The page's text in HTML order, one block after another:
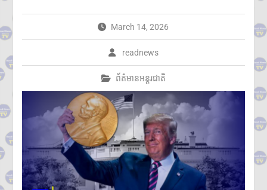
បញ្ជូនទៅតុលាការ និងពាក់ព័ន្ធមុខ
២៤ កក្កដា ២០២៦៖ ខួប ១ ឆ្នាំ នៃ
ប្រដាប់អាវុធ និងការប្តេជ្ញាចិត្តរក្សា
សន្តិភាព
កម្ពុជា និង FBI ប្តេជ្ញាបន្តពង្រឹង
កិច្ចសហប្រតិបត្តិការសន្តិសុខ
ក្រសួងអប់រំ យុវជន និងកីឡា
ប្រកាសព័ត៌មានពីការប្រឡង
សញ្ញាបត្រមធ្យមសិក្សាទុតិយភូមិ
សម័យប្រឡង៖១០ សីហ ២០២៦
មានបេក្ខជនចុះឈ្មោះប្រឡង
March 14, 2026
readnews
ព័ត៌មានអន្តរជាតិ